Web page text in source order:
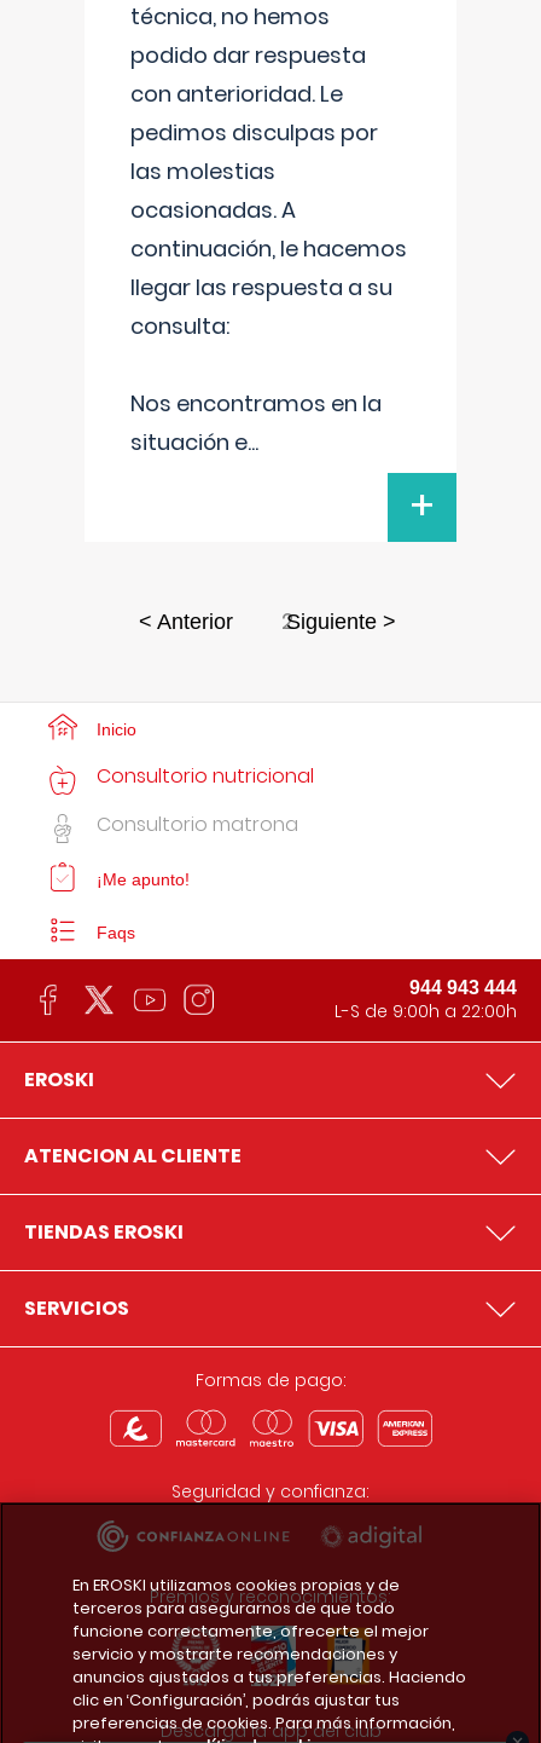
técnica, no hemos
podido dar respuesta
con anterioridad. Le
pedimos disculpas por
las molestias
ocasionadas. A
continuación, le hacemos
llegar las respuesta a su
consulta:
Nos encontramos en la
situación e...
+
< Anterior 2Siguiente >
Inicio
Consultorio nutricional
Consultorio matrona
¡Me apunto!
Faqs
944 943 444
L-S de 9:00h a 22:00h
EROSKI
ATENCION AL CLIENTE
TIENDAS EROSKI
SERVICIOS
Formas de pago:
Seguridad y confianza:
Premios y reconocimientos:
Descarga la app del club
En EROSKI utilizamos cookies propias y de
terceros para asegurarnos de que todo
funcione correctamente, ofrecerte el mejor
servicio y mostrarte recomendaciones y
anuncios ajustados a tus preferencias. Haciendo
clic en ‘Configuración’, podrás ajustar tus
preferencias de cookies. Para más información,